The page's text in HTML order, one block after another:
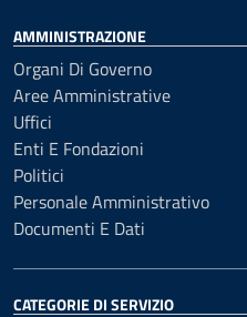
AMMINISTRAZIONE
Organi Di Governo
Aree Amministrative
Uffici
Enti E Fondazioni
Politici
Personale Amministrativo
Documenti E Dati
CATEGORIE DI SERVIZIO